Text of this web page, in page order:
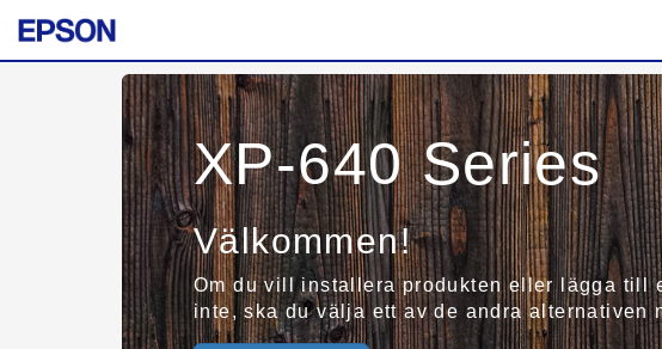
XP-640 Series
Välkommen!
Om du vill installera produkten eller lägga till
inte, ska du välja ett av de andra alternativen